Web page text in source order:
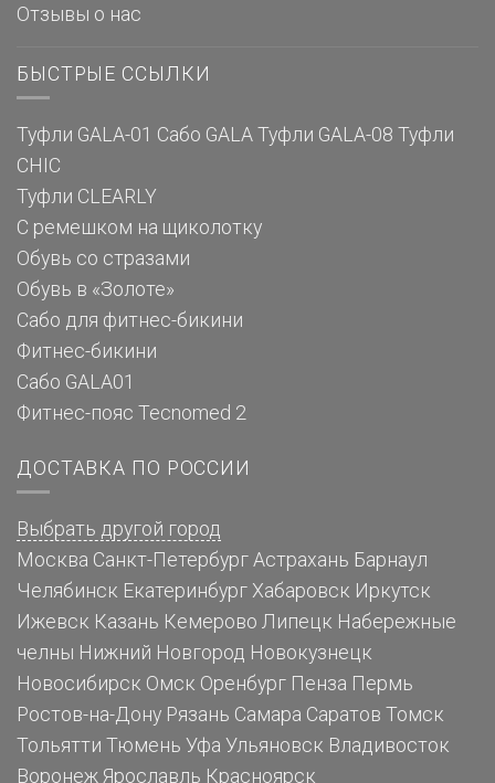
Отзывы о нас
БЫСТРЫЕ ССЫЛКИ
Туфли GALA-01 Сабо GALA Туфли GALA-08 Туфли
CHIC
Туфли CLEARLY
С ремешком на щиколотку
Обувь со стразами
Обувь в «Золоте»
Сабо для фитнес-бикини
Фитнес-бикини
Сабо GALA01
Фитнес-пояс Tecnomed 2
ДОСТАВКА ПО РОССИИ
Выбрать другой город
Москва Санкт-Петербург Астрахань Барнаул
Челябинск Екатеринбург Хабаровск Иркутск
Ижевск Казань Кемерово Липецк Набережные
челны Нижний Новгород Новокузнецк
Новосибирск Омск Оренбург Пенза Пермь
Ростов-на-Дону Рязань Самара Саратов Томск
Тольятти Тюмень Уфа Ульяновск Владивосток
Воронеж Ярославль Красноярск